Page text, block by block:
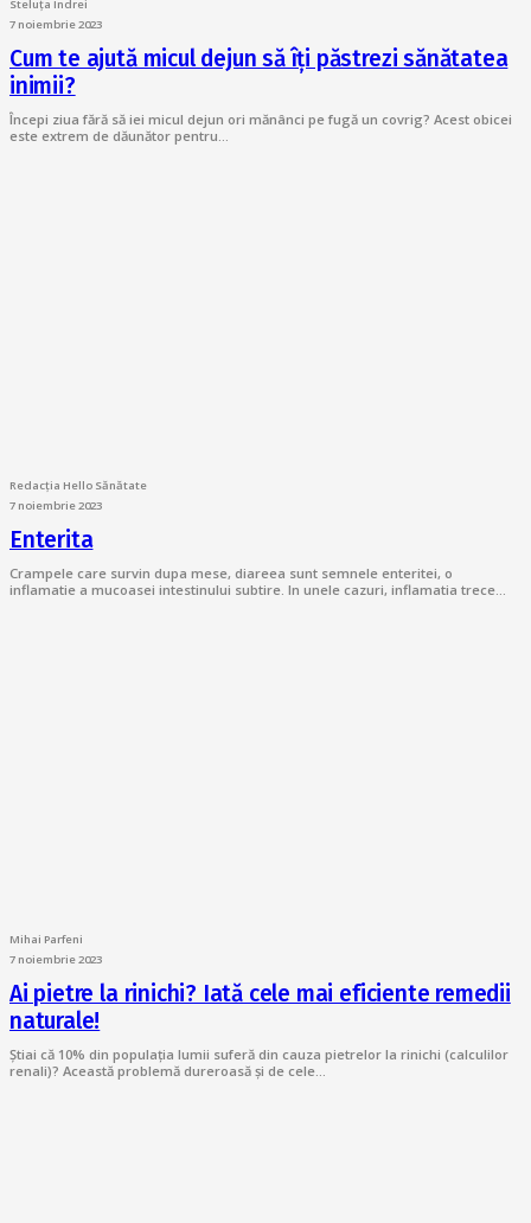
Steluța Indrei
7 noiembrie 2023
Cum te ajută micul dejun să îți păstrezi sănătatea
inimii?
Începi ziua fără să iei micul dejun ori mănânci pe fugă un covrig? Acest obicei
este extrem de dăunător pentru…
Redacția Hello Sănătate
7 noiembrie 2023
Enterita
Crampele care survin dupa mese, diareea sunt semnele enteritei, o
inflamatie a mucoasei intestinului subtire. In unele cazuri, inflamatia trece…
Mihai Parfeni
7 noiembrie 2023
Ai pietre la rinichi? Iată cele mai eficiente remedii
naturale!
Știai că 10% din populația lumii suferă din cauza pietrelor la rinichi (calculilor
renali)? Această problemă dureroasă și de cele…